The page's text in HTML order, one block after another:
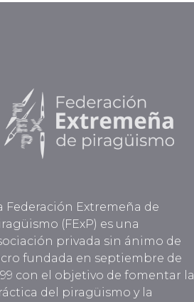
Federación Extremeña de
(FExP) es una
privada sin ánimo de
fundada en septiembre de
con el objetivo de fomentar la
del piragüismo y la